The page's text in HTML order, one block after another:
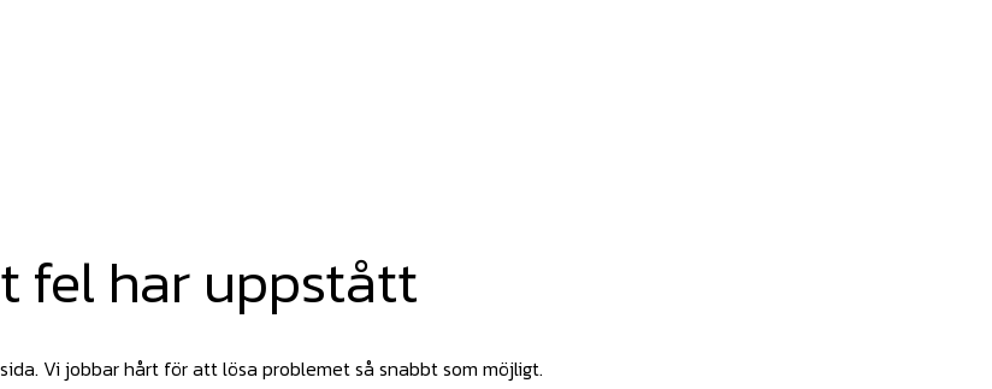
fel har uppstått
Vi jobbar hårt för att lösa problemet så snabbt som möjligt.